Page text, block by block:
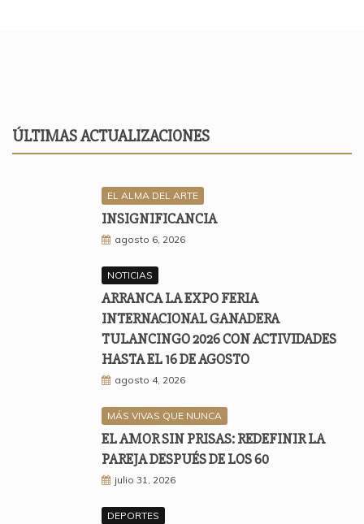
ÚLTIMAS ACTUALIZACIONES
EL ALMA DEL ARTE
INSIGNIFICANCIA
agosto 6, 2026
NOTICIAS
ARRANCA LA EXPO FERIA
INTERNACIONAL GANADERA
TULANCINGO 2026 CON ACTIVIDADES
HASTA EL 16 DE AGOSTO
agosto 4, 2026
MÁS VIVAS QUE NUNCA
EL AMOR SIN PRISAS: REDEFINIR LA
PAREJA DESPUÉS DE LOS 60
julio 31, 2026
DEPORTES